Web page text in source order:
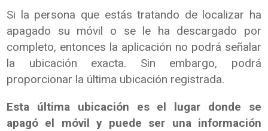
Si la persona que estás tratando de localizar ha
apagado su móvil o se le ha descargado por
completo, entonces la aplicación no podrá señalar
la ubicación exacta. Sin embargo, podrá
proporcionar la última ubicación registrada.
Esta última ubicación es el lugar donde se
apagó el móvil y puede ser una información